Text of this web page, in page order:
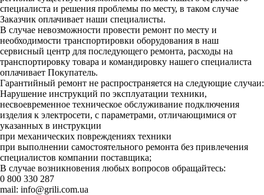
специалиста и решения проблемы по месту, в таком случае
Заказчик оплачивает наши специалисты.
В случае невозможности провести ремонт по месту и
необходимости транспортировки оборудования в наш
сервисный центр для последующего ремонта, расходы на
транспортировку товара и командировку нашего специалиста
оплачивает Покупатель.
Гарантийный ремонт не распространяется на следующие случаи:
Нарушение инструкций по эксплуатации техники,
несвоевременное техническое обслуживание подключения
изделия к электросети, с параметрами, отличающимися от
указанных в инструкции
при механических повреждениях техники
при выполнении самостоятельного ремонта без привлечения
специалистов компании поставщика;
В случае возникновения любых вопросов обращайтесь:
0 800 330 287
mail: info@grili.com.ua